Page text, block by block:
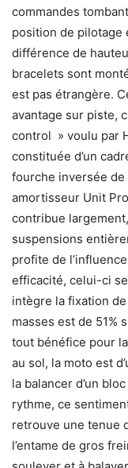
commandes
position de pilotage
différence de
bracelets sont
est pas étrangère.
avantage sur piste,
control » voulu par
constituée d’un
fourche inversée de
amortisseur Unit
contribue
suspensions
profite de
efficacité, celui-ci
intègre la fixation
masses est de 51%
tout bénéfice pour
au sol, la moto est
la balancer d’un
rythme, ce
retrouve une tenue
l’entame de gros